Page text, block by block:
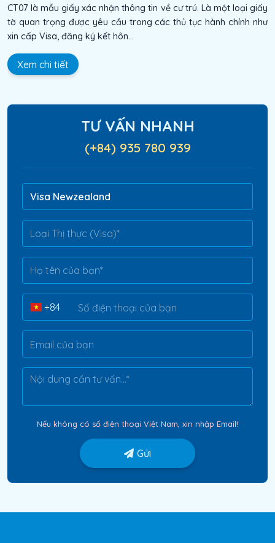
CT07 là mẫu giấy xác nhận thông tin về cư trú. Là một loại giấy
tờ quan trọng được yêu cầu trong các thủ tục hành chính như
xin cấp Visa, đăng ký kết hôn...
Xem chi tiết
TƯ VẤN NHANH
(+84) 935 780 939
Nếu không có số điện thoại Việt Nam, xin nhập Email!
Gửi